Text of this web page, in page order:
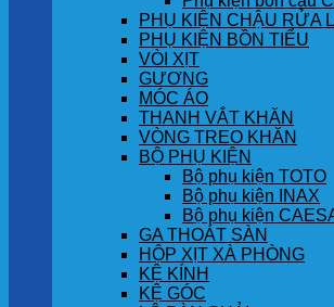
PHỤ KIỆN CHẬU RỬA
PHỤ KIỆN BỒN TIỂU
VÒI XỊT
GƯƠNG
MÓC ÁO
THANH VẮT KHĂN
VÒNG TREO KHĂN
BỘ PHỤ KIỆN
Bộ phụ kiện TOTO
Bộ phụ kiện INAX
Bộ phụ kiện
GA THOÁT SÀN
HỘP XỊT XÀ PHÒNG
KỆ KÍNH
KỆ GÓC